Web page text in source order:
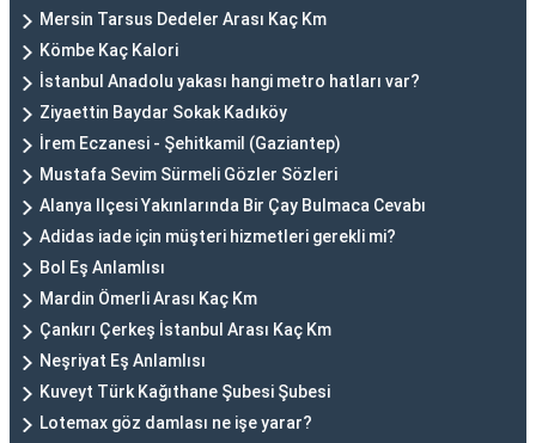
Mersin Tarsus Dedeler Arası Kaç Km
Kömbe Kaç Kalori
İstanbul Anadolu yakası hangi metro hatları var?
Ziyaettin Baydar Sokak Kadıköy
İrem Eczanesi - Şehitkamil (Gaziantep)
Mustafa Sevim Sürmeli Gözler Sözleri
Alanya Ilçesi Yakınlarında Bir Çay Bulmaca Cevabı
Adidas iade için müşteri hizmetleri gerekli mi?
Bol Eş Anlamlısı
Mardin Ömerli Arası Kaç Km
Çankırı Çerkeş İstanbul Arası Kaç Km
Neşriyat Eş Anlamlısı
Kuveyt Türk Kağıthane Şubesi Şubesi
Lotemax göz damlası ne işe yarar?